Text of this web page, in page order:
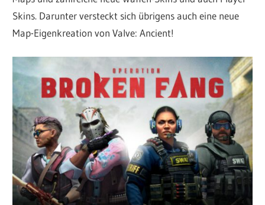
Skins. Darunter versteckt sich übrigens auch eine neue
Map-Eigenkreation von Valve: Ancient!